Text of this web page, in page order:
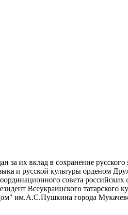
их вклад в сохранение русского
и русской культуры орденом
совета российских
Всеукраинского татарского
им.А.С.Пушкина города